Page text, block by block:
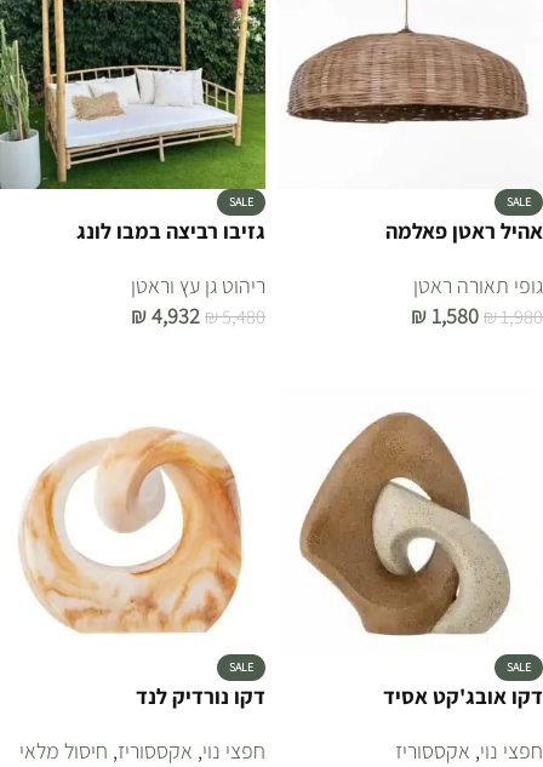
SALE
אהיל ראטן פאלמה
גופי תאורה ראטן
₪1,980
₪ 1,580
SALE
גזיבו רביצה במבו לונג
ריהוט גן עץ וראטן
₪5,480
₪4,932
SALE
דקו אובג'קט אסיד
חפצי נוי, אקססוריז
SALE
דקו נורדיק לנד
חפצי נוי, אקססוריז, חיסול מלאי